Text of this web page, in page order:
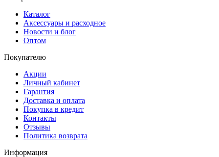
Каталог
Аксессуары и расходное
Новости и блог
Оптом
Покупателю
Акции
Личный кабинет
Гарантия
Доставка и оплата
Покупка в кредит
Контакты
Отзывы
Политика возврата
Информация